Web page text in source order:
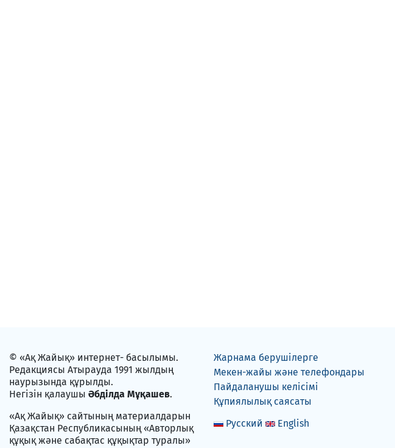
© «Ақ Жайық» интернет- басылымы.
Редакциясы Атырауда 1991 жылдың
наурызында құрылды.
Негізін қалаушы Әбділда Мұқашев.
«Ақ Жайық» сайтының материалдарын
Қазақстан Республикасының «Авторлық
құқық және сабақтас құқықтар туралы»
Жарнама берушілерге
Мекен-жайы және телефондары
Пайдаланушы келісімі
Құпиялылық саясаты
Русский
English